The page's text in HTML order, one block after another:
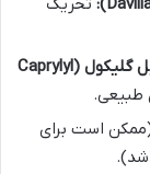
پنتن گلیکول (Pentylene Glycol) و کاپریلیل گلیکول (Caprylyl
طبیعی.
(ممکن است برای